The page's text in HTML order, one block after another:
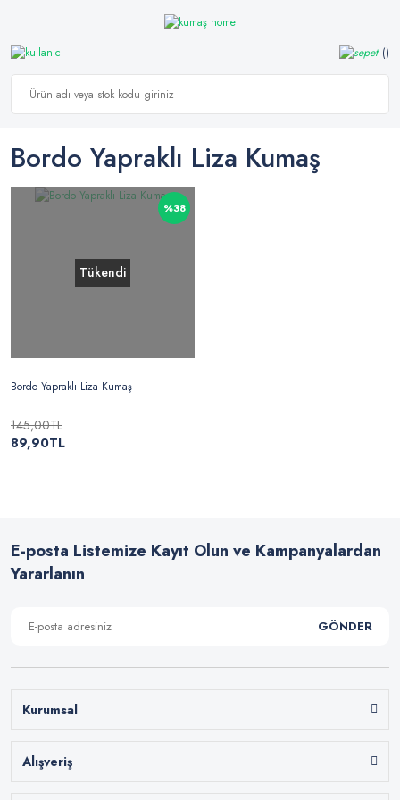
Bordo Yapraklı Liza Kumaş
%38
Tükendi
Bordo Yapraklı Liza Kumaş
145,00TL
89,90TL
E-posta Listemize Kayıt Olun ve Kampanyalardan
Yararlanın
GÖNDER
Kurumsal
Alışveriş